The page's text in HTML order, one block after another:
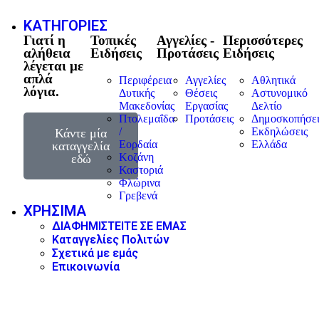
ΚΑΤΗΓΟΡΙΕΣ
Γιατί η
αλήθεια
λέγεται με
απλά
λόγια.
Κάντε μία
καταγγελία
εδώ
Τοπικές
Ειδήσεις
Περιφέρεια
Δυτικής
Μακεδονίας
Πτολεμαΐδα
/
Εορδαία
Κοζάνη
Καστοριά
Φλώρινα
Γρεβενά
Αγγελίες -
Προτάσεις
Αγγελίες
Θέσεις
Εργασίας
Προτάσεις
Περισσότερες
Ειδήσεις
Αθλητικά
Αστυνομικό
Δελτίο
Εκδηλώσεις
Ελλάδα
ΧΡΗΣΙΜΑ
ΔΙΑΦΗΜΙΣΤΕΙΤΕ ΣΕ ΕΜΑΣ
Καταγγελίες Πολιτών
Σχετικά με εμάς
Επικοινωνία